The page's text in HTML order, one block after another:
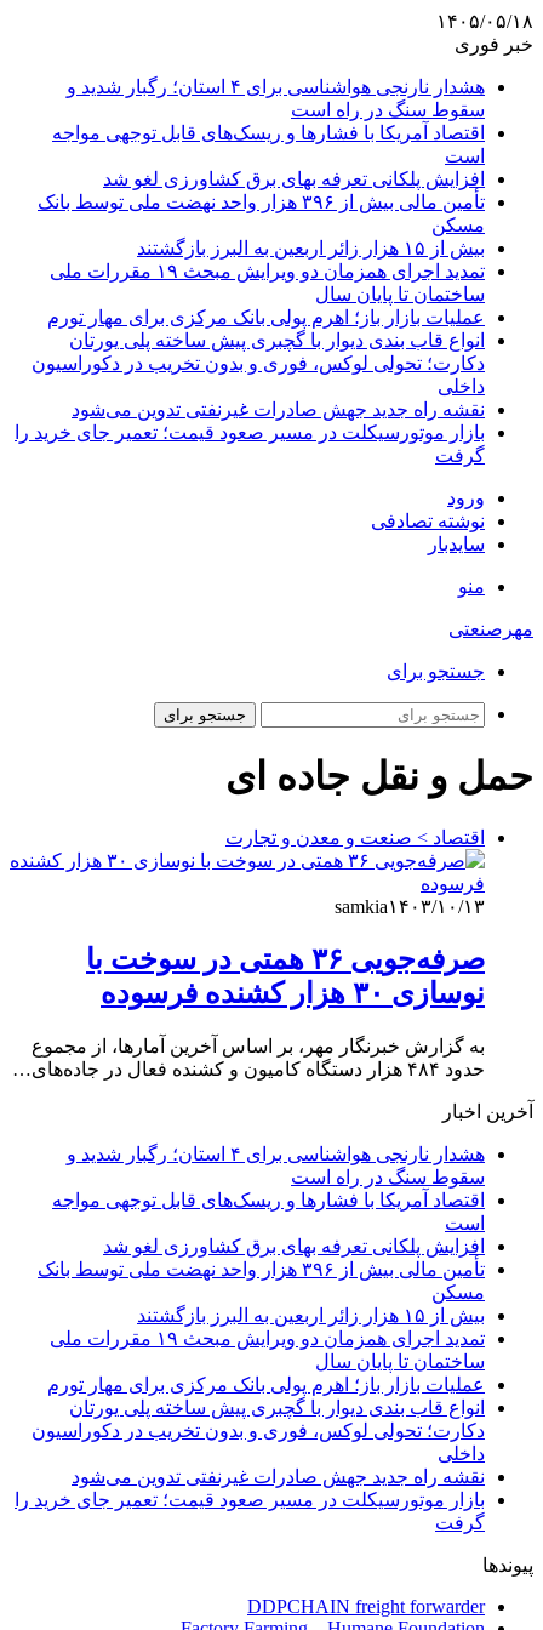
۱۴۰۵/۰۵/۱۸
خبر فوری
هشدار نارنجی هواشناسی برای ۴ استان؛ رگبار شدید و
سقوط سنگ در راه است
اقتصاد آمریکا با فشارها و ریسک‌های قابل توجهی مواجه
است
افزایش پلکانی تعرفه بهای برق کشاورزی لغو شد
تأمین مالی بیش از ۳۹۶ هزار واحد نهضت ملی توسط بانک
مسکن
بیش از ۱۵ هزار زائر اربعین به البرز بازگشتند
تمدید اجرای همزمان دو ویرایش مبحث ۱۹ مقررات ملی
ساختمان تا پایان سال
عملیات بازار باز؛ اهرم پولی بانک مرکزی برای مهار تورم
انواع قاب بندی دیوار با گچبری پیش ساخته پلی یورتان
دکارت؛ تحولی لوکس، فوری و بدون تخریب در دکوراسیون
داخلی
نقشه راه جدید جهش صادرات غیرنفتی تدوین می‌شود
بازار موتورسیکلت در مسیر صعود قیمت؛ تعمیر جای خرید را
گرفت
ورود
نوشته تصادفی
سایدبار
منو
مهرصنعتی
جستجو برای
جستجو برای
حمل و نقل جاده ای
اقتصاد > صنعت و معدن و تجارت
samkia۱۴۰۳/۱۰/۱۳
صرفه‌جویی ۳۶ همتی در سوخت با
نوسازی ۳۰ هزار کشنده فرسوده
به گزارش خبرنگار مهر، بر اساس آخرین آمارها، از مجموع
حدود ۴۸۴ هزار دستگاه کامیون و کشنده فعال در جاده‌های…
آخرین اخبار
هشدار نارنجی هواشناسی برای ۴ استان؛ رگبار شدید و
سقوط سنگ در راه است
اقتصاد آمریکا با فشارها و ریسک‌های قابل توجهی مواجه
است
افزایش پلکانی تعرفه بهای برق کشاورزی لغو شد
تأمین مالی بیش از ۳۹۶ هزار واحد نهضت ملی توسط بانک
مسکن
بیش از ۱۵ هزار زائر اربعین به البرز بازگشتند
تمدید اجرای همزمان دو ویرایش مبحث ۱۹ مقررات ملی
ساختمان تا پایان سال
عملیات بازار باز؛ اهرم پولی بانک مرکزی برای مهار تورم
انواع قاب بندی دیوار با گچبری پیش ساخته پلی یورتان
دکارت؛ تحولی لوکس، فوری و بدون تخریب در دکوراسیون
داخلی
نقشه راه جدید جهش صادرات غیرنفتی تدوین می‌شود
بازار موتورسیکلت در مسیر صعود قیمت؛ تعمیر جای خرید را
گرفت
پیوندها
DDPCHAIN freight forwarder